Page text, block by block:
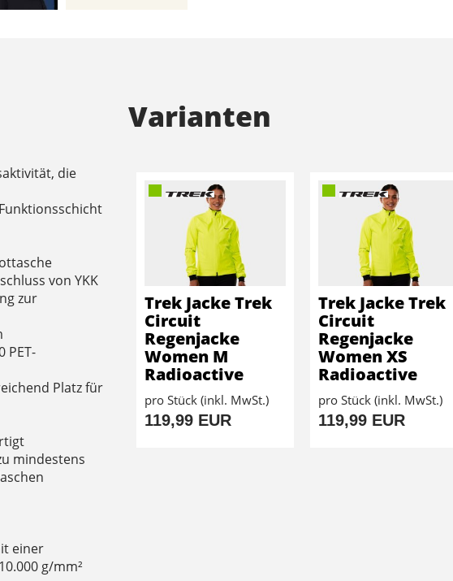
die
von YKK
zur
PET-
Platz für
mindestens
einer
g/mm²
Varianten
Trek Jacke Trek
Circuit
Regenjacke
Women M
Radioactive
pro Stück (inkl. MwSt.)
119,99 EUR
Trek Jacke Trek
Circuit
Regenjacke
Women XS
Radioactive
pro Stück (inkl. MwSt.)
119,99 EUR